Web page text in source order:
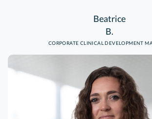
Beatrice
B.
CORPORATE CLINICAL DEVELOPMENT